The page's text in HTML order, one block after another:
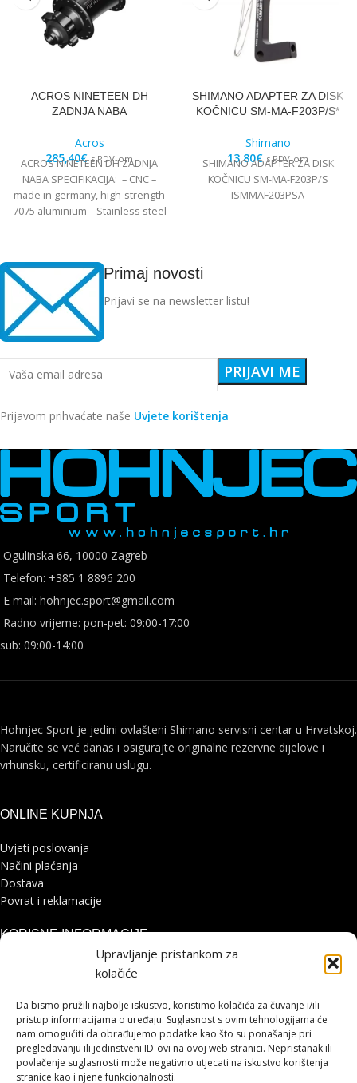
Upravljanje pristankom za
kolačiće
Da bismo pružili najbolje iskustvo, koristimo kolačića za čuvanje i/ili
pristup informacijama o uređaju. Suglasnost s ovim tehnologijama će
nam omogućiti da obrađujemo podatke kao što su ponašanje pri
pregledavanju ili jedinstveni ID-ovi na ovoj web stranici. Nepristanak ili
povlačenje suglasnosti može negativno utjecati na iskustvo korištenja
stranice kao i njene funkcionalnosti.
ACROS NINETEEN DH
ZADNJA NABA
Acros
285,40€ s PDV-om
ACROS NINETEEN DH ZADNJA
NABA SPECIFIKACIJA: – CNC –
made in germany, high-strength
7075 aluminium – Stainless steel
SHIMANO ADAPTER ZA DISK
KOČNICU SM-MA-F203P/S*
Shimano
13,80€ s PDV-om
SHIMANO ADAPTER ZA DISK
KOČNICU SM-MA-F203P/S
ISMMAF203PSA
Primaj novosti
Prijavi se na newsletter listu!
Prijavom prihvaćate naše Uvjete korištenja
Ogulinska 66, 10000 Zagreb
Telefon: +385 1 8896 200
E mail: hohnjec.sport@gmail.com
Radno vrijeme: pon-pet: 09:00-17:00
sub: 09:00-14:00
Hohnjec Sport je jedini ovlašteni Shimano servisni centar u Hrvatskoj.
Naručite se već danas i osigurajte originalne rezervne dijelove i
vrhunsku, certificiranu uslugu.
ONLINE KUPNJA
Uvjeti poslovanja
Načini plaćanja
Dostava
Povrat i reklamacije
KORISNE INFORMACIJE
Zaštita osobnih podataka
Pohvale i prigovori
Platforma za online rješavanje sporova
STRANICE